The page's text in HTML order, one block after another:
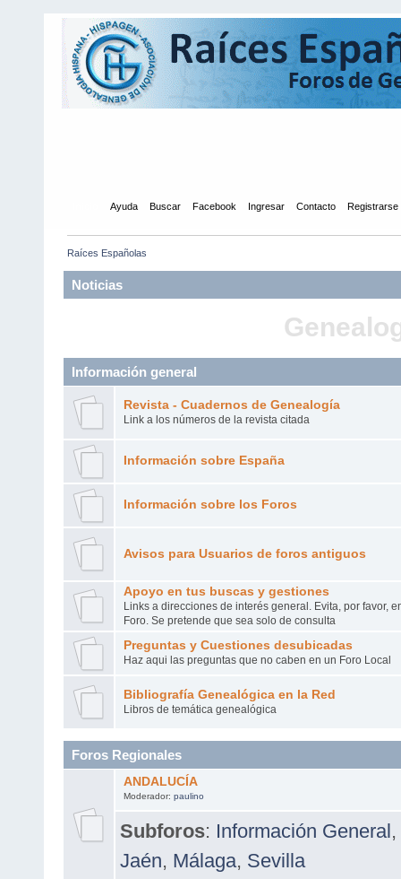
Ayuda Buscar Facebook Ingresar Contacto Registrarse
Raíces Españolas
Noticias
Información general
Revista - Cuadernos de Genealogía
Link a los números de la revista citada
Información sobre España
Información sobre los Foros
Avisos para Usuarios de foros antiguos
Apoyo en tus buscas y gestiones
Links a direcciones de interés general. Evita, por favor,
Foro. Se pretende que sea solo de consulta
Preguntas y Cuestiones desubicadas
Haz aqui las preguntas que no caben en un Foro Local
Bibliografía Genealógica en la Red
Libros de temática genealógica
Foros Regionales
ANDALUCÍA
Moderador: paulino
Subforos: Información General,
Jaén, Málaga, Sevilla